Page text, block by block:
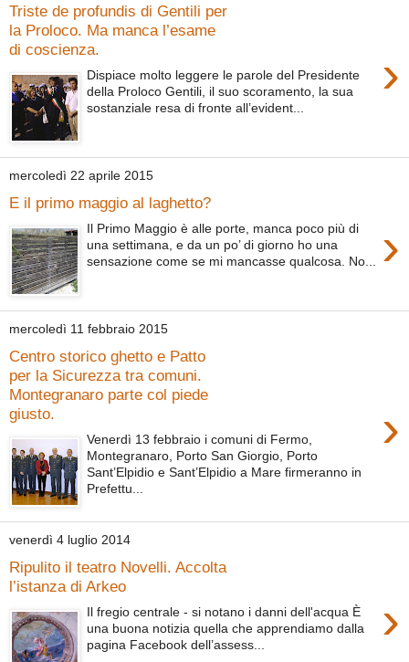
Triste de profundis di Gentili per
la Proloco. Ma manca l’esame
di coscienza.
›
Dispiace molto leggere le parole del Presidente
della Proloco Gentili, il suo scoramento, la sua
sostanziale resa di fronte all’evident...
mercoledì 22 aprile 2015
E il primo maggio al laghetto?
›
Il Primo Maggio è alle porte, manca poco più di
una settimana, e da un po’ di giorno ho una
sensazione come se mi mancasse qualcosa. No...
mercoledì 11 febbraio 2015
Centro storico ghetto e Patto
per la Sicurezza tra comuni.
Montegranaro parte col piede
giusto.
›
Venerdì 13 febbraio i comuni di Fermo,
Montegranaro, Porto San Giorgio, Porto
Sant’Elpidio e Sant’Elpidio a Mare firmeranno in
Prefettu...
venerdì 4 luglio 2014
Ripulito il teatro Novelli. Accolta
l’istanza di Arkeo
›
Il fregio centrale - si notano i danni dell'acqua È
una buona notizia quella che apprendiamo dalla
pagina Facebook dell’assess...